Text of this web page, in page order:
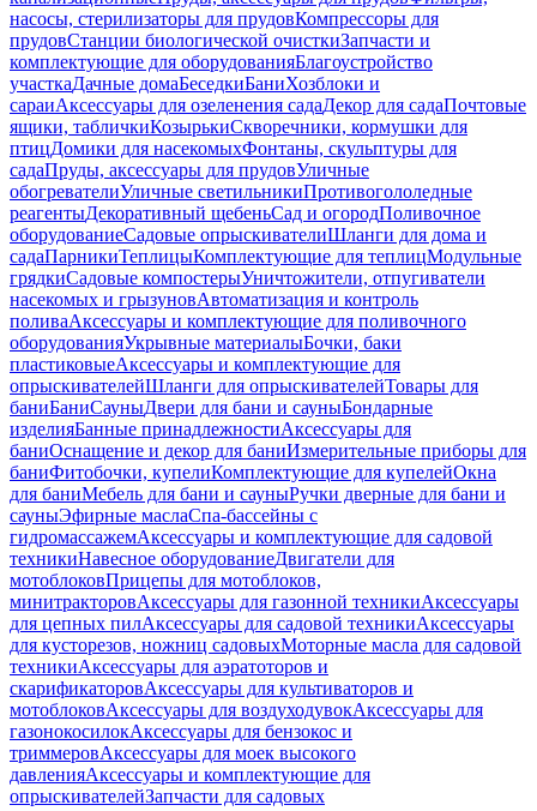
насосы, стерилизаторы для прудовКомпрессоры для
прудовСтанции биологической очисткиЗапчасти и
комплектующие для оборудованияБлагоустройство
участкаДачные домаБеседкиБаниХозблоки и
сараиАксессуары для озеленения садаДекор для садаПочтовые
ящики, табличкиКозырькиСкворечники, кормушки для
птицДомики для насекомыхФонтаны, скульптуры для
садаПруды, аксессуары для прудовУличные
обогревателиУличные светильникиПротивогололедные
реагентыДекоративный щебеньСад и огородПоливочное
оборудованиеСадовые опрыскивателиШланги для дома и
садаПарникиТеплицыКомплектующие для теплицМодульные
грядкиСадовые компостерыУничтожители, отпугиватели
насекомых и грызуновАвтоматизация и контроль
поливаАксессуары и комплектующие для поливочного
оборудованияУкрывные материалыБочки, баки
пластиковыеАксессуары и комплектующие для
опрыскивателейШланги для опрыскивателейТовары для
баниБаниСауныДвери для бани и сауныБондарные
изделияБанные принадлежностиАксессуары для
баниОснащение и декор для баниИзмерительные приборы для
баниФитобочки, купелиКомплектующие для купелейОкна
для баниМебель для бани и сауныРучки дверные для бани и
сауныЭфирные маслаСпа-бассейны с
гидромассажемАксессуары и комплектующие для садовой
техникиНавесное оборудованиеДвигатели для
мотоблоковПрицепы для мотоблоков,
минитракторовАксессуары для газонной техникиАксессуары
для цепных пилАксессуары для садовой техникиАксессуары
для кусторезов, ножниц садовыхМоторные масла для садовой
техникиАксессуары для аэратоторов и
скарификаторовАксессуары для культиваторов и
мотоблоковАксессуары для воздуходувокАксессуары для
газонокосилокАксессуары для бензокос и
триммеровАксессуары для моек высокого
давленияАксессуары и комплектующие для
опрыскивателейЗапчасти для садовых